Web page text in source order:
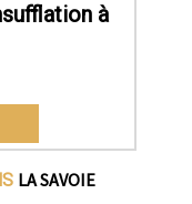
à
LA SAVOIE